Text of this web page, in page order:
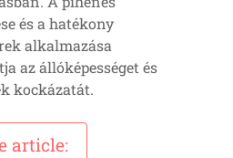
és a hatékony
alkalmazása
az állóképességet és
kockázatát.
article: